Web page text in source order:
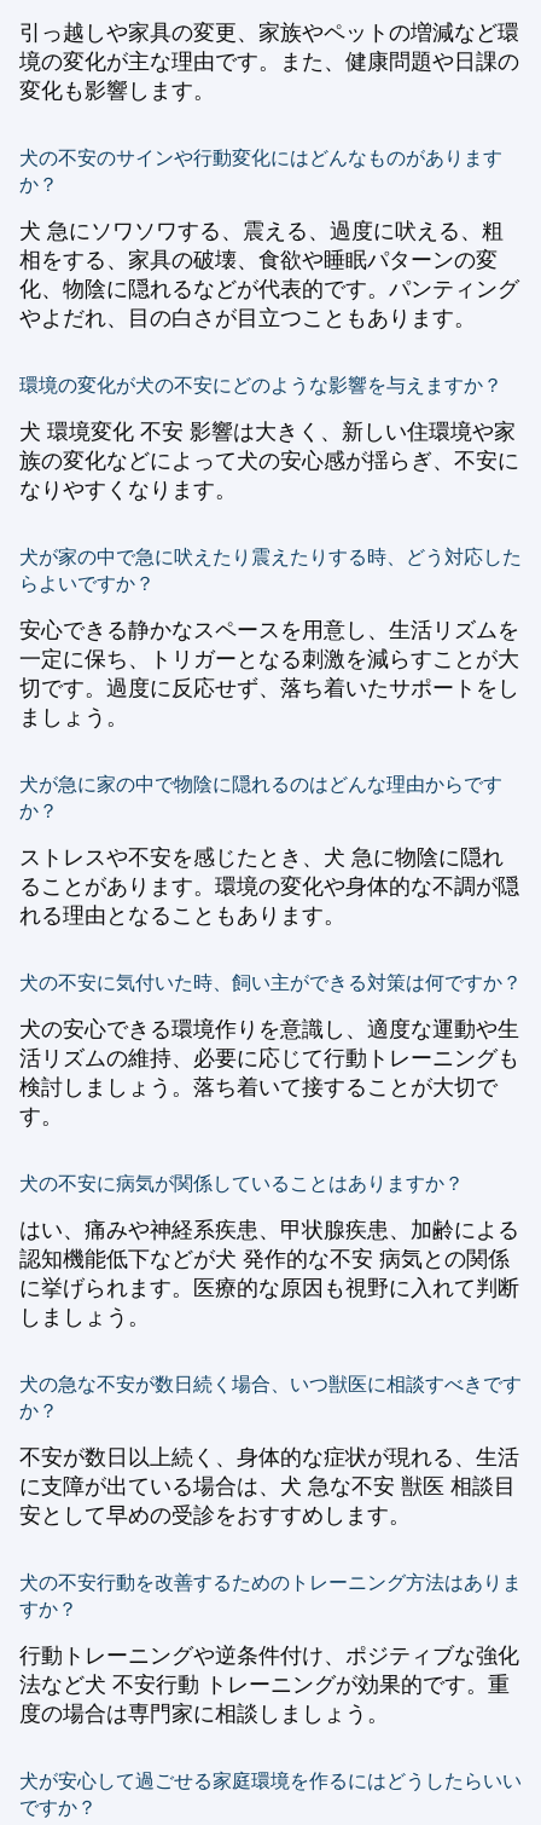
引っ越しや家具の変更、家族やペットの増減など環
境の変化が主な理由です。また、健康問題や日課の
変化も影響します。
犬の不安のサインや行動変化にはどんなものがあります
か？
犬 急にソワソワする、震える、過度に吠える、粗
相をする、家具の破壊、食欲や睡眠パターンの変
化、物陰に隠れるなどが代表的です。パンティング
やよだれ、目の白さが目立つこともあります。
環境の変化が犬の不安にどのような影響を与えますか？
犬 環境変化 不安 影響は大きく、新しい住環境や家
族の変化などによって犬の安心感が揺らぎ、不安に
なりやすくなります。
犬が家の中で急に吠えたり震えたりする時、どう対応した
らよいですか？
安心できる静かなスペースを用意し、生活リズムを
一定に保ち、トリガーとなる刺激を減らすことが大
切です。過度に反応せず、落ち着いたサポートをし
ましょう。
犬が急に家の中で物陰に隠れるのはどんな理由からです
か？
ストレスや不安を感じたとき、犬 急に物陰に隠れ
ることがあります。環境の変化や身体的な不調が隠
れる理由となることもあります。
犬の不安に気付いた時、飼い主ができる対策は何ですか？
犬の安心できる環境作りを意識し、適度な運動や生
活リズムの維持、必要に応じて行動トレーニングも
検討しましょう。落ち着いて接することが大切で
す。
犬の不安に病気が関係していることはありますか？
はい、痛みや神経系疾患、甲状腺疾患、加齢による
認知機能低下などが犬 発作的な不安 病気との関係
に挙げられます。医療的な原因も視野に入れて判断
しましょう。
犬の急な不安が数日続く場合、いつ獣医に相談すべきです
か？
不安が数日以上続く、身体的な症状が現れる、生活
に支障が出ている場合は、犬 急な不安 獣医 相談目
安として早めの受診をおすすめします。
犬の不安行動を改善するためのトレーニング方法はありま
すか？
行動トレーニングや逆条件付け、ポジティブな強化
法など犬 不安行動 トレーニングが効果的です。重
度の場合は専門家に相談しましょう。
犬が安心して過ごせる家庭環境を作るにはどうしたらいい
ですか？